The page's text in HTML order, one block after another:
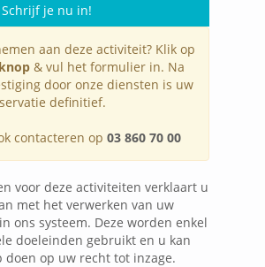
Schrijf je nu in!
aan deze activiteit? Klik op
& vul het formulier in. Na
door onze diensten is uw
definitief.
contacteren op 03 860 70 00
voor deze activiteiten verklaart u
met het verwerken van uw
ons systeem. Deze worden enkel
doeleinden gebruikt en u kan
doen op uw recht tot inzage.